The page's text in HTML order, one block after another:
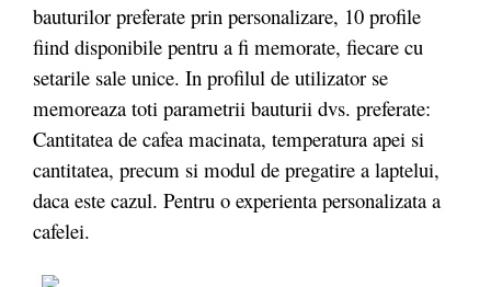
bauturilor preferate prin personalizare, 10 profile
fiind disponibile pentru a fi memorate, fiecare cu
setarile sale unice. In profilul de utilizator se
memoreaza toti parametrii bauturii dvs. preferate:
Cantitatea de cafea macinata, temperatura apei si
cantitatea, precum si modul de pregatire a laptelui,
daca este cazul. Pentru o experienta personalizata a
cafelei.